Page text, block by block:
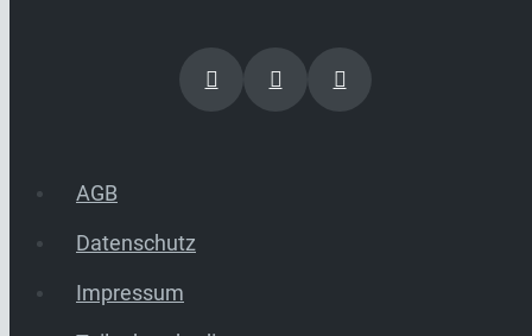
AGB
Datenschutz
Impressum